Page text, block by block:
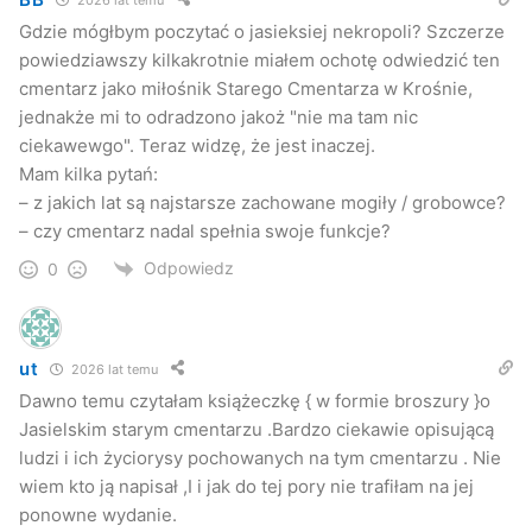
Gdzie mógłbym poczytać o jasieksiej nekropoli? Szczerze
powiedziawszy kilkakrotnie miałem ochotę odwiedzić ten
cmentarz jako miłośnik Starego Cmentarza w Krośnie,
jednakże mi to odradzono jakoż "nie ma tam nic
ciekawewgo". Teraz widzę, że jest inaczej.
Mam kilka pytań:
– z jakich lat są najstarsze zachowane mogiły / grobowce?
– czy cmentarz nadal spełnia swoje funkcje?
0 Odpowiedz
ut 2026 lat temu
Dawno temu czytałam książeczkę { w formie broszury }o
Jasielskim starym cmentarzu .Bardzo ciekawie opisującą
ludzi i ich życiorysy pochowanych na tym cmentarzu . Nie
wiem kto ją napisał ,I i jak do tej pory nie trafiłam na jej
ponowne wydanie.